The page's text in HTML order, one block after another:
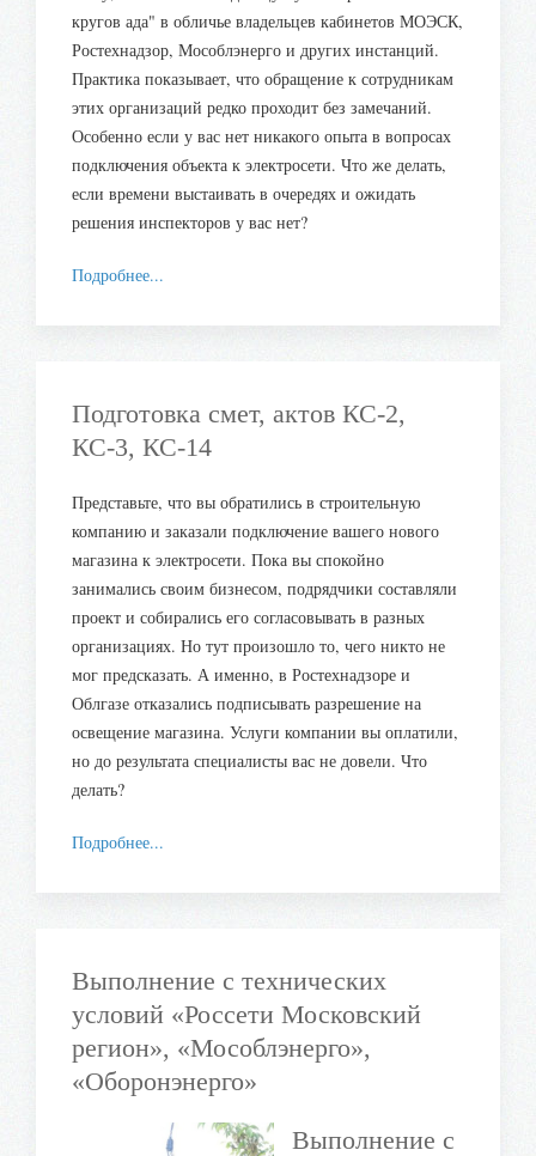
кругов ада" в обличье владельцев кабинетов МОЭСК,
Ростехнадзор, Мособлэнерго и других инстанций.
Практика показывает, что обращение к сотрудникам
этих организаций редко проходит без замечаний.
Особенно если у вас нет никакого опыта в вопросах
подключения объекта к электросети. Что же делать,
если времени выстаивать в очередях и ожидать
решения инспекторов у вас нет?
Подробнее...
Подготовка смет, актов КС-2,
КС-3, КС-14
Представьте, что вы обратились в строительную
компанию и заказали подключение вашего нового
магазина к электросети. Пока вы спокойно
занимались своим бизнесом, подрядчики составляли
проект и собирались его согласовывать в разных
организациях. Но тут произошло то, чего никто не
мог предсказать. А именно, в Ростехнадзоре и
Облгазе отказались подписывать разрешение на
освещение магазина. Услуги компании вы оплатили,
но до результата специалисты вас не довели. Что
делать?
Подробнее...
Выполнение с технических
условий «Россети Московский
регион», «Мособлэнерго»,
«Оборонэнерго»
Выполнение с